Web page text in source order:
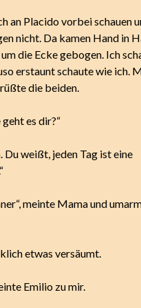
an Placido vorbei schauen
nicht. Da kamen Hand in
die Ecke gebogen. Ich
erstaunt schaute wie ich.
die beiden.
geht es dir?“
Du weißt, jeden Tag ist eine
meinte Mama und
etwas versäumt.
Emilio zu mir.